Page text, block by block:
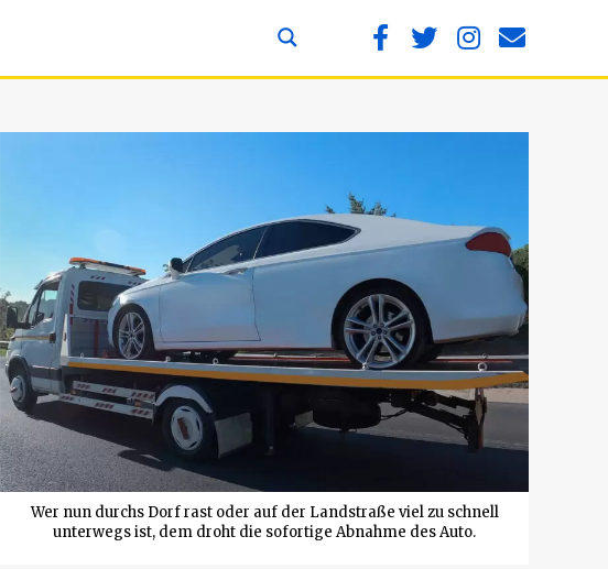
Wer nun durchs Dorf rast oder auf der Landstraße viel zu schnell
unterwegs ist, dem droht die sofortige Abnahme des Auto.